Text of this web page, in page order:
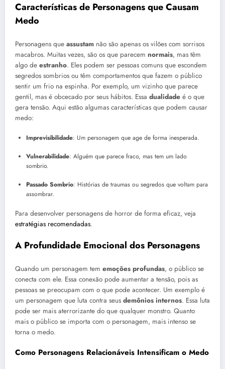
Características de Personagens que Causam
Medo
Personagens que assustam não são apenas os vilões com sorrisos
macabros. Muitas vezes, são os que parecem normais, mas têm
algo de estranho. Eles podem ser pessoas comuns que escondem
segredos sombrios ou têm comportamentos que fazem o público
sentir um frio na espinha. Por exemplo, um vizinho que parece
gentil, mas é obcecado por seus hábitos. Essa dualidade é o que
gera tensão. Aqui estão algumas características que podem causar
medo:
Imprevisibilidade: Um personagem que age de forma inesperada.
Vulnerabilidade: Alguém que parece fraco, mas tem um lado
sombrio.
Passado Sombrio: Histórias de traumas ou segredos que voltam para
assombrar.
Para desenvolver personagens de horror de forma eficaz, veja
estratégias recomendadas.
A Profundidade Emocional dos Personagens
Quando um personagem tem emoções profundas, o público se
conecta com ele. Essa conexão pode aumentar a tensão, pois as
pessoas se preocupam com o que pode acontecer. Um exemplo é
um personagem que luta contra seus demônios internos. Essa luta
pode ser mais aterrorizante do que qualquer monstro. Quanto
mais o público se importa com o personagem, mais intenso se
torna o medo.
Como Personagens Relacionáveis Intensificam o Medo